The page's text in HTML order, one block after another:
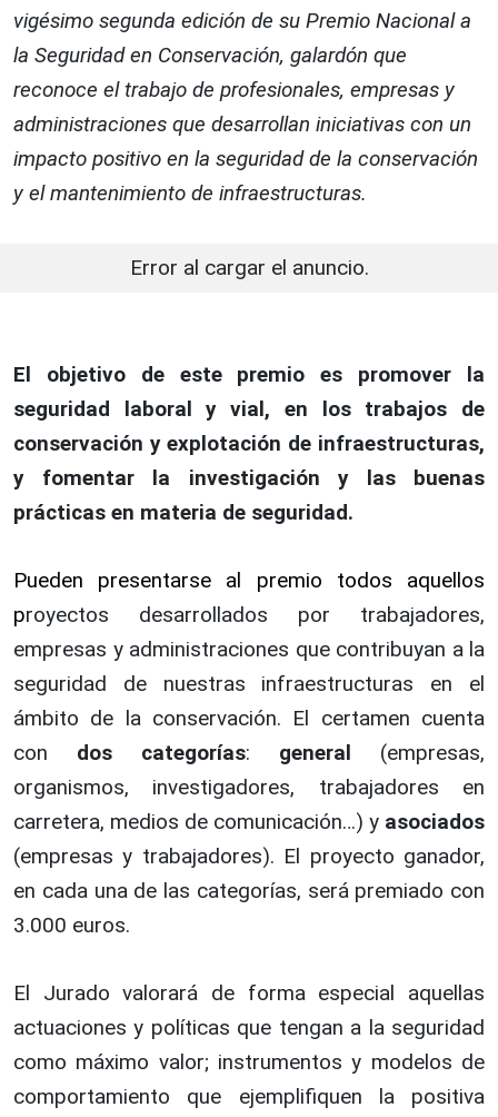
vigésimo segunda edición de su Premio Nacional a
la Seguridad en Conservación, galardón que
reconoce el trabajo de profesionales, empresas y
administraciones que desarrollan iniciativas con un
impacto positivo en la seguridad de la conservación
y el mantenimiento de infraestructuras.
Error al cargar el anuncio.
El objetivo de este premio es promover la
seguridad laboral y vial, en los trabajos de
conservación y explotación de infraestructuras,
y fomentar la investigación y las buenas
prácticas en materia de seguridad.
Pueden presentarse al premio todos aquellos
proyectos desarrollados por trabajadores,
empresas y administraciones que contribuyan a la
seguridad de nuestras infraestructuras en el
ámbito de la conservación. El certamen cuenta
con dos categorías: general (empresas,
organismos, investigadores, trabajadores en
carretera, medios de comunicación…) y asociados
(empresas y trabajadores). El proyecto ganador,
en cada una de las categorías, será premiado con
3.000 euros.
El Jurado valorará de forma especial aquellas
actuaciones y políticas que tengan a la seguridad
como máximo valor; instrumentos y modelos de
comportamiento que ejemplifiquen la positiva